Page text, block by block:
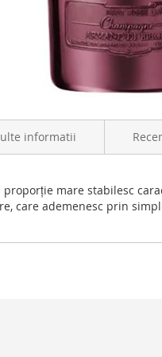
mare stabilesc
care ademenesc prin
informatii